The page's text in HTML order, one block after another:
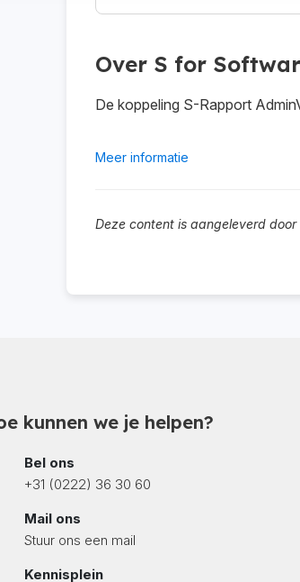
Over S for
De koppeling S-Rapport
Meer informatie
Deze content is aangeleverd
kunnen we je helpen?
Bel ons
+31 (0222) 36 30 60
Mail ons
Stuur ons een mail
Kennisplein